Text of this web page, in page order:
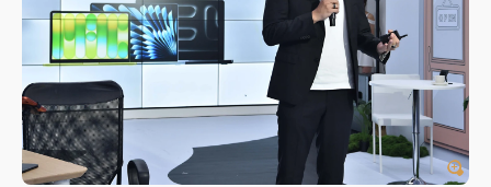
故宮《龍藏經》特展第2檔！今線上預約開賣一度塞車
周六起展出延長至晚上7時
台東農業處長涉圖利渡假村！東檢抗告成功 今重開羈
押庭
父親節泡湯了！中颱白海豚雨彈轟3天 「紅到發紫」降
雨熱區曝